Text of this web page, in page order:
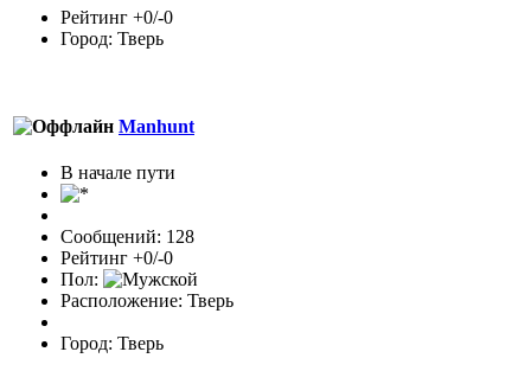
Рейтинг +0/-0
Город: Тверь
Manhunt
В начале пути
Сообщений: 128
Рейтинг +0/-0
Пол:
Расположение: Тверь
Город: Тверь